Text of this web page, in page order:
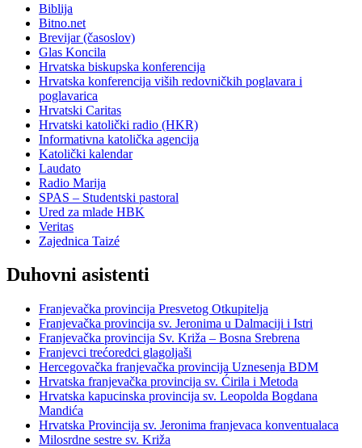
Biblija
Bitno.net
Brevijar (časoslov)
Glas Koncila
Hrvatska biskupska konferencija
Hrvatska konferencija viših redovničkih poglavara i
poglavarica
Hrvatski Caritas
Hrvatski katolički radio (HKR)
Informativna katolička agencija
Katolički kalendar
Laudato
Radio Marija
SPAS – Studentski pastoral
Ured za mlade HBK
Veritas
Zajednica Taizé
Duhovni asistenti
Franjevačka provincija Presvetog Otkupitelja
Franjevačka provincija sv. Jeronima u Dalmaciji i Istri
Franjevačka provincija Sv. Križa – Bosna Srebrena
Franjevci trećoredci glagoljaši
Hercegovačka franjevačka provincija Uznesenja BDM
Hrvatska franjevačka provincija sv. Ćirila i Metoda
Hrvatska kapucinska provincija sv. Leopolda Bogdana
Mandića
Hrvatska Provincija sv. Jeronima franjevaca konventualaca
Milosrdne sestre sv. Križa